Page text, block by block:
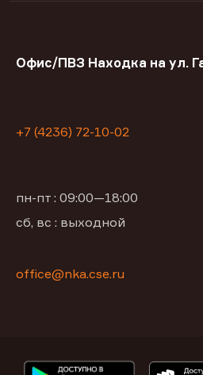
Офис/ПВЗ Находка на ул.
+7 (4236) 72-10-02
пн-пт : 09:00—18:00
сб, вс : выходной
office@nka.cse.ru